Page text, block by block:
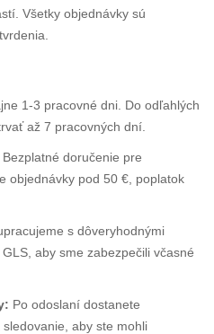
Všetky objednávky sú
1-3 pracovné dni. Do odľahlých
až 7 pracovných dní.
Bezplatné doručenie pre
objednávky pod 50 €, poplatok
s dôveryhodnými
aby sme zabezpečili včasné
Po odoslaní dostanete
aby ste mohli